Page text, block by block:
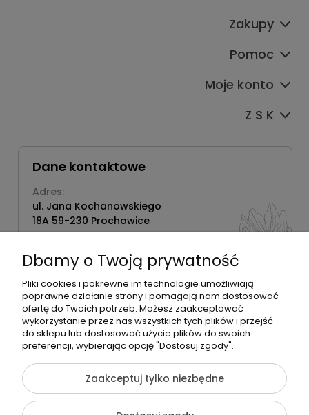
Zakupy
Pomoc
Moje konto
Z S K
Dane kontaktowe
Adres:
ul. Jana Kochanowskiego
18A 59-230 Prochowice
Numer NIP:
Telefon:
518358020
©2026 Wszelkie Prawa Zastrzeżone | Zrób Sobie Krem
Szablon Flex byEcommercy
Dbamy o Twoją prywatność
Pliki cookies i pokrewne im technologie umożliwiają
poprawne działanie strony i pomagają nam dostosować
ofertę do Twoich potrzeb. Możesz zaakceptować
wykorzystanie przez nas wszystkich tych plików i przejść
do sklepu lub dostosować użycie plików do swoich
preferencji, wybierając opcję "Dostosuj zgody".
Zaakceptuj tylko niezbędne